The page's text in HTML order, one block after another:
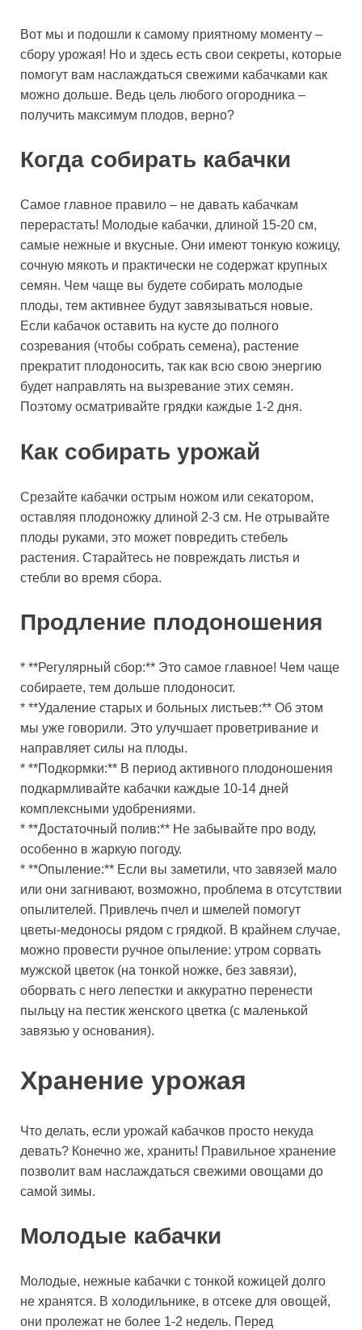
Вот мы и подошли к самому приятному моменту –
сбору урожая! Но и здесь есть свои секреты, которые
помогут вам наслаждаться свежими кабачками как
можно дольше. Ведь цель любого огородника –
получить максимум плодов, верно?
Когда собирать кабачки
Самое главное правило – не давать кабачкам
перерастать! Молодые кабачки, длиной 15-20 см,
самые нежные и вкусные. Они имеют тонкую кожицу,
сочную мякоть и практически не содержат крупных
семян. Чем чаще вы будете собирать молодые
плоды, тем активнее будут завязываться новые.
Если кабачок оставить на кусте до полного
созревания (чтобы собрать семена), растение
прекратит плодоносить, так как всю свою энергию
будет направлять на вызревание этих семян.
Поэтому осматривайте грядки каждые 1-2 дня.
Как собирать урожай
Срезайте кабачки острым ножом или секатором,
оставляя плодоножку длиной 2-3 см. Не отрывайте
плоды руками, это может повредить стебель
растения. Старайтесь не повреждать листья и
стебли во время сбора.
Продление плодоношения
* **Регулярный сбор:** Это самое главное! Чем чаще
собираете, тем дольше плодоносит.
* **Удаление старых и больных листьев:** Об этом
мы уже говорили. Это улучшает проветривание и
направляет силы на плоды.
* **Подкормки:** В период активного плодоношения
подкармливайте кабачки каждые 10-14 дней
комплексными удобрениями.
* **Достаточный полив:** Не забывайте про воду,
особенно в жаркую погоду.
* **Опыление:** Если вы заметили, что завязей мало
или они загнивают, возможно, проблема в отсутствии
опылителей. Привлечь пчел и шмелей помогут
цветы-медоносы рядом с грядкой. В крайнем случае,
можно провести ручное опыление: утром сорвать
мужской цветок (на тонкой ножке, без завязи),
оборвать с него лепестки и аккуратно перенести
пыльцу на пестик женского цветка (с маленькой
завязью у основания).
Хранение урожая
Что делать, если урожай кабачков просто некуда
девать? Конечно же, хранить! Правильное хранение
позволит вам наслаждаться свежими овощами до
самой зимы.
Молодые кабачки
Молодые, нежные кабачки с тонкой кожицей долго
не хранятся. В холодильнике, в отсеке для овощей,
они пролежат не более 1-2 недель. Перед